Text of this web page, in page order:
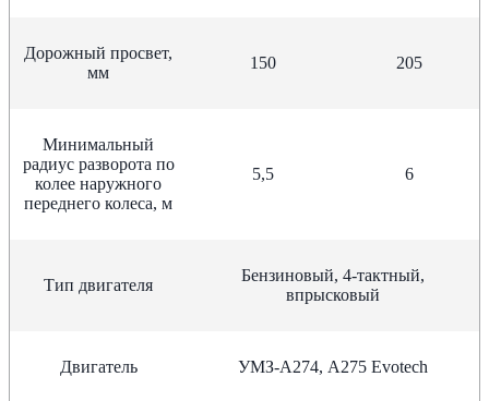
Дорожный просвет,
мм
150 205
Минимальный
радиус разворота по
колее наружного
переднего колеса, м
5,5 6
Тип двигателя
Бензиновый, 4-тактный,
впрысковый
Двигатель УМЗ-А274, А275 Evotech